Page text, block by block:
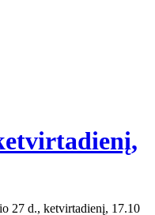
27 d., ketvirtadienį, 17.10